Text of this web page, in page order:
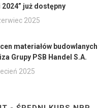
już dostępny
2025
materiałów budowlanych
Grupy PSB Handel S.A.
2025